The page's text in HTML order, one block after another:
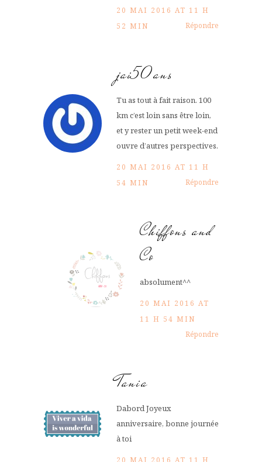
20 MAI 2016 AT 11 H
52 MIN
Répondre
jai50ans
Tu as tout à fait raison. 100
km c’est loin sans être loin,
et y rester un petit week-end
ouvre d’autres perspectives.
20 MAI 2016 AT 11 H
54 MIN
Répondre
Chiffons and
Co
absolument^^
20 MAI 2016 AT
11 H 54 MIN
Répondre
Tania
Dabord Joyeux
anniversaire, bonne journée
à toi